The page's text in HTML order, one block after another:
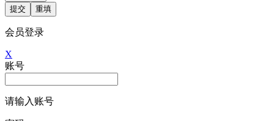
提交
重填
会员登录
X
账号
请输入账号